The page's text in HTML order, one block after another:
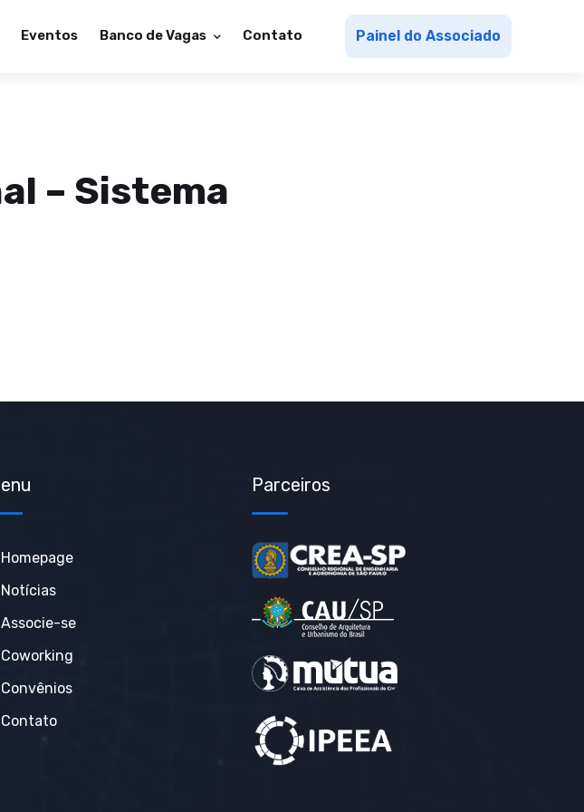
Painel do Associado
Eventos Banco de Vagas Contato
– Sistema
Homepage
Notícias
Associe-se
Coworking
Convênios
Contato
Parceiros